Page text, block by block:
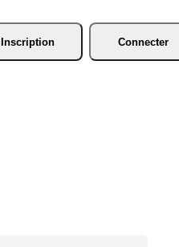
Inscription
Connecter